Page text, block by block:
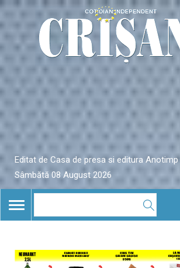
Editat de Casa de presa si editura Anotimp
Sâmbătă 08 August 2026
TOGGLE
NAVIGATION